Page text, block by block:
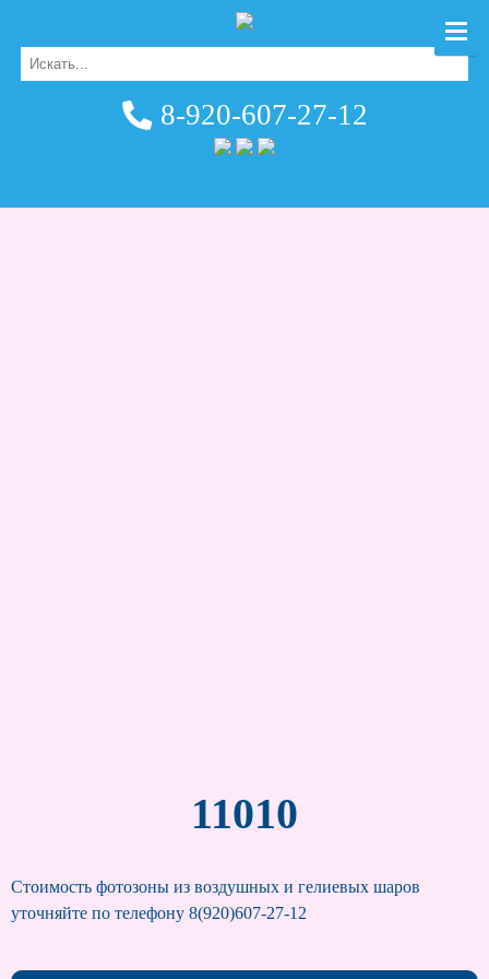
8-920-607-27-12
11010
Стоимость фотозоны из воздушных и гелиевых шаров
уточняйте по телефону 8(920)607-27-12